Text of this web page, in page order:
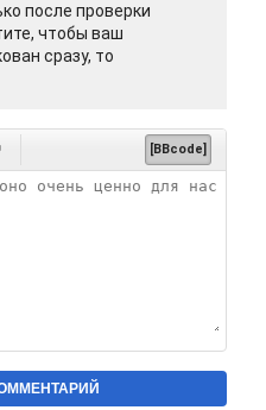
после проверки
чтобы ваш
сразу, то
[BBcode]